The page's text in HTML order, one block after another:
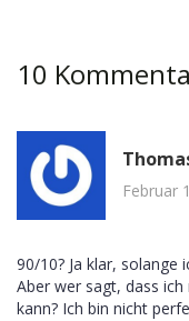
10
Februar
90/10? Ja klar, solange
Aber wer sagt, dass
kann? Ich bin nicht